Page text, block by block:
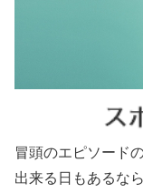
冒頭のエピソード
出来る日もあるな